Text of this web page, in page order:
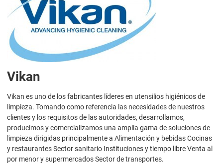
Vikan
Vikan es uno de los fabricantes líderes en utensilios higiénicos de
limpieza. Tomando como referencia las necesidades de nuestros
clientes y los requisitos de las autoridades, desarrollamos,
producimos y comercializamos una amplia gama de soluciones de
limpieza dirigidas principalmente a Alimentación y bebidas Cocinas
y restaurantes Sector sanitario Instituciones y tiempo libre Venta al
por menor y supermercados Sector de transportes.